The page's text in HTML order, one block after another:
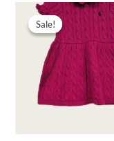
Sale!
Sale!
Algne
hind
oli:
12,50 €.
Praegune
hind
on:
7,50 €.